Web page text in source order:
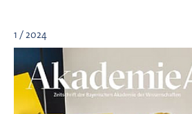
1 / 2024